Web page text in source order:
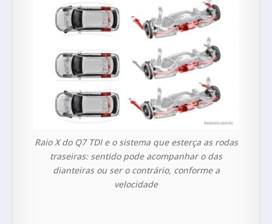
Raio X do Q7 TDI e o sistema que esterça as rodas
traseiras: sentido pode acompanhar o das
dianteiras ou ser o contrário, conforme a
velocidade